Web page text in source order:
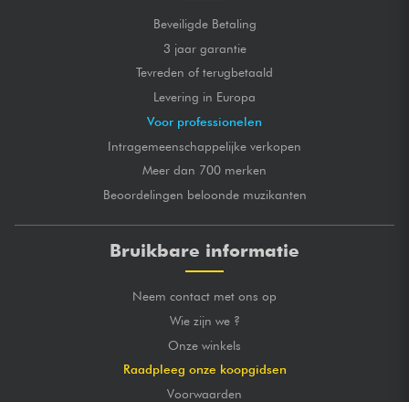
Beveiligde Betaling
3 jaar garantie
Tevreden of terugbetaald
Levering in Europa
Voor professionelen
Intragemeenschappelijke verkopen
Meer dan 700 merken
Beoordelingen beloonde muzikanten
Bruikbare informatie
Neem contact met ons op
Wie zijn we ?
Onze winkels
Raadpleeg onze koopgidsen
Voorwaarden